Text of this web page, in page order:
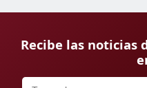
Recibe las noticias